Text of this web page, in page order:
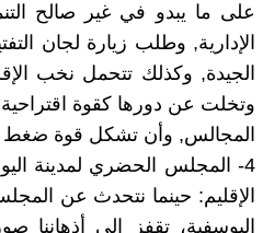
على ما يبدو في غير صالح
الإدارية, وطلب زيارة لجان
الجيدة, وكذلك تتحمل نخب
وتخلت عن دورها كقوة
المجالس, وأن تشكل قوة ضغط
4- المجلس الحضري لمدينة
الإقليم: حينما نتحدث عن
اليوسفية، تقفز إلى أذهاننا